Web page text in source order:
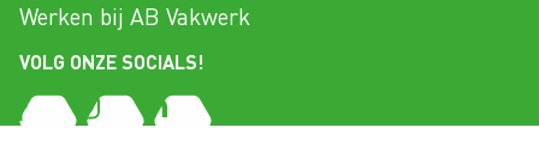
Werken bij AB Vakwerk
VOLG ONZE SOCIALS!